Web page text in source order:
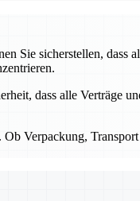
Sie sicherstellen, dass
dass alle Verträge
Verpackung,